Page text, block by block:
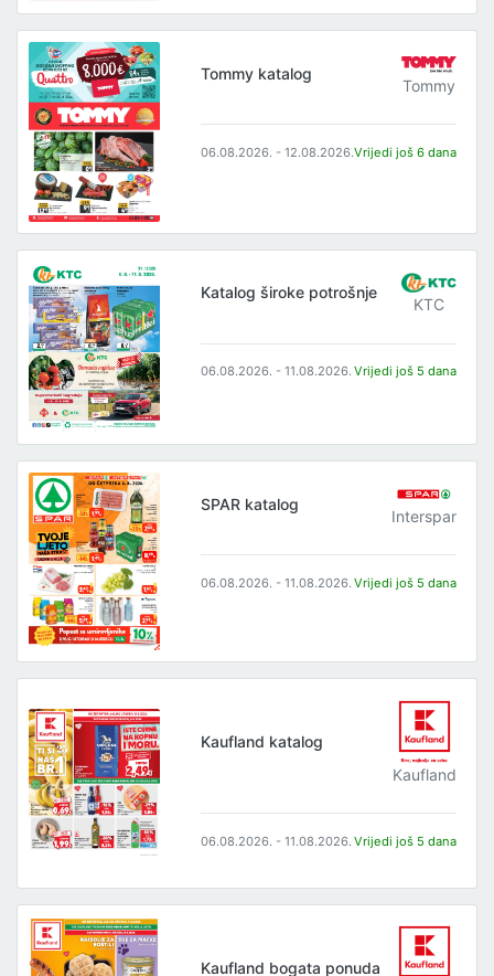
Tommy katalog
Tommy
06.08.2026. - 12.08.2026.Vrijedi još 6 dana
Katalog široke potrošnje
KTC
06.08.2026. - 11.08.2026. Vrijedi još 5 dana
SPAR katalog
Interspar
06.08.2026. - 11.08.2026. Vrijedi još 5 dana
Kaufland katalog
Kaufland
06.08.2026. - 11.08.2026. Vrijedi još 5 dana
Kaufland bogata ponuda